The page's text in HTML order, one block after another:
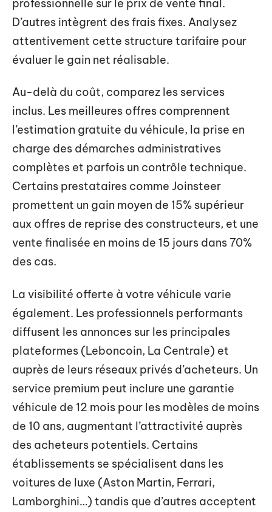
professionnelle sur le prix de vente final.
D’autres intègrent des frais fixes. Analysez
attentivement cette structure tarifaire pour
évaluer le gain net réalisable.
Au-delà du coût, comparez les services
inclus. Les meilleures offres comprennent
l’estimation gratuite du véhicule, la prise en
charge des démarches administratives
complètes et parfois un contrôle technique.
Certains prestataires comme Joinsteer
promettent un gain moyen de 15% supérieur
aux offres de reprise des constructeurs, et une
vente finalisée en moins de 15 jours dans 70%
des cas.
La visibilité offerte à votre véhicule varie
également. Les professionnels performants
diffusent les annonces sur les principales
plateformes (Leboncoin, La Centrale) et
auprès de leurs réseaux privés d’acheteurs. Un
service premium peut inclure une garantie
véhicule de 12 mois pour les modèles de moins
de 10 ans, augmentant l’attractivité auprès
des acheteurs potentiels. Certains
établissements se spécialisent dans les
voitures de luxe (Aston Martin, Ferrari,
Lamborghini…) tandis que d’autres acceptent